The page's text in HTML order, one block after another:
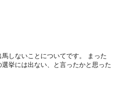
しないことについてです。 まった
挙には出ない、と言ったかと思った